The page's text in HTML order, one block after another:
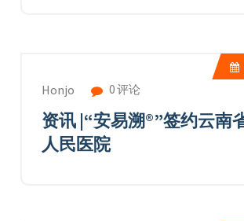
Honjo 0 评论
资讯 |“安易溯®”签约云南
人民医院